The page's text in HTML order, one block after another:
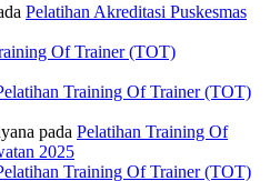
Pelatihan Akreditasi Puskesmas
Of Trainer (TOT)
Training Of Trainer (TOT)
pada Pelatihan Training Of
2025
Training Of Trainer (TOT)